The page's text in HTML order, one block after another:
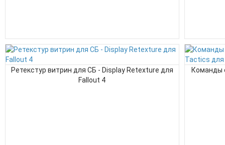
Ретекстур витрин для СБ - Display Retexture для
Fallout 4
Команды